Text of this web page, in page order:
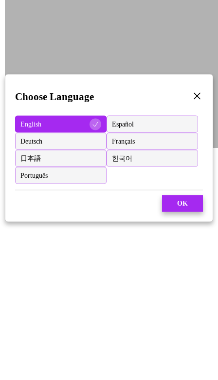
Choose Language
English Español
Deutsch Français
日本語 한국어
Português
OK